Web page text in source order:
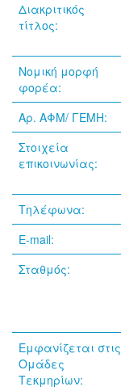
Διακριτικός
τίτλος:
Νομική μορφή
φορέα:
Αρ. ΑΦΜ/ ΓΕΜΗ:
Στοιχεία
επικοινωνίας:
Τηλέφωνα:
E-mail:
Σταθμός:
Εμφανίζεται στις
Ομάδες
Τεκμηρίων: